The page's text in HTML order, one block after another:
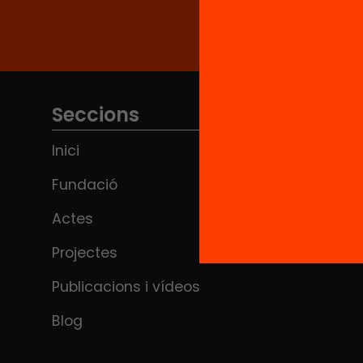
Seccions
Inici
Fundació
Actes
Projectes
Publicacions i vídeos
Blog